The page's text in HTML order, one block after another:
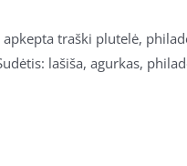
traški plutelė,
lašiša, agurkas,